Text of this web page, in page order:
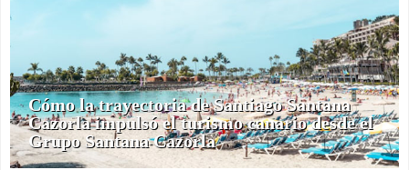
Cómo la trayectoria de Santiago Santana
Cazorla impulsó el turismo canario desde el
Grupo Santana Cazorla